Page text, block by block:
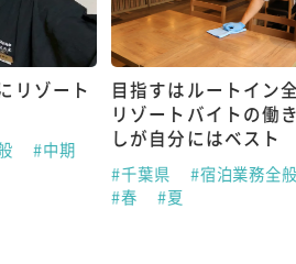
リゾート
#中期
目指すはルートイン
リゾートバイトの働
しが自分にはベスト
#千葉県 #宿泊業務全般
#春
#夏